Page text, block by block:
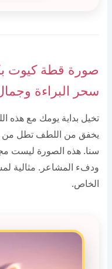
صورة قطة كيوت
سحر البراءة
تخيل بداية يومك مع هذه
يخفق من اللطف تطل من
سنا. هذه الصورة ليست
ودفء المشاعر. مثالية
الخاص.